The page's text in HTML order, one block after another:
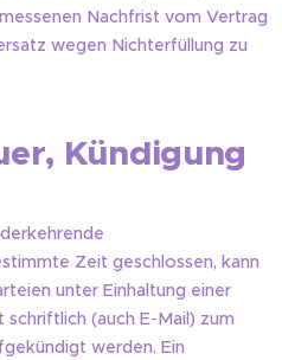
Nachfrist vom Vertrag
wegen Nichterfüllung zu
Kündigung
Zeit geschlossen, kann
unter Einhaltung einer
(auch E-Mail) zum
werden. Ein